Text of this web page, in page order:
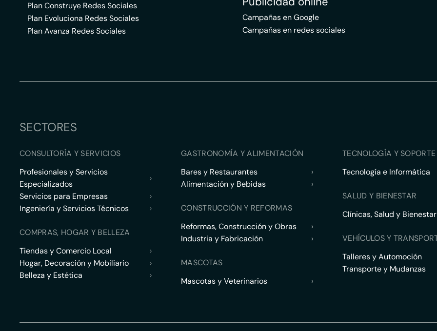
Plan Construye Redes Sociales
Plan Evoluciona Redes Sociales
Plan Avanza Redes Sociales
Campañas en Google
Campañas en redes sociales
SECTORES
CONSULTORÍA Y SERVICIOS
Profesionales y Servicios
Especializados
›
Servicios para Empresas
›
Ingeniería y Servicios Técnicos
›
COMPRAS, HOGAR Y BELLEZA
Tiendas y Comercio Local
›
Hogar, Decoración y Mobiliario
›
Belleza y Estética
›
GASTRONOMÍA Y ALIMENTACIÓN
Bares y Restaurantes
›
Alimentación y Bebidas
›
CONSTRUCCIÓN Y REFORMAS
Reformas, Construcción y Obras
›
Industria y Fabricación
›
MASCOTAS
Mascotas y Veterinarios
›
TECNOLOGÍA Y
Tecnología e Informática
SALUD Y BIENESTAR
Clínicas, Salud y Bienestar
VEHÍCULOS Y
Talleres y Automoción
Transporte y Mudanzas